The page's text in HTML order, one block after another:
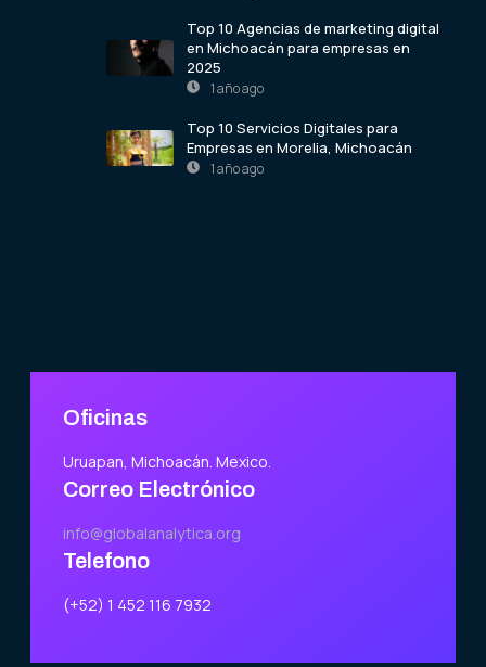
Top 10 Agencias de marketing digital
en Michoacán para empresas en
2025
1 año ago
Top 10 Servicios Digitales para
Empresas en Morelia, Michoacán
1 año ago
Oficinas
Uruapan, Michoacán. Mexico.
Correo Electrónico
info@globalanalytica.org
Telefono
(+52) 1 452 116 7932